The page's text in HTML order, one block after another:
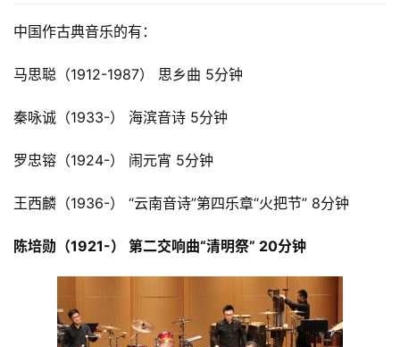
中国作古典音乐的有：
马思聪（1912-1987） 思乡曲 5分钟
秦咏诚（1933-） 海滨音诗 5分钟
罗忠镕（1924-） 闹元宵 5分钟
王西麟（1936-） “云南音诗”第四乐章“火把节” 8分钟
陈培勋（1921-） 第二交响曲“清明祭” 20分钟